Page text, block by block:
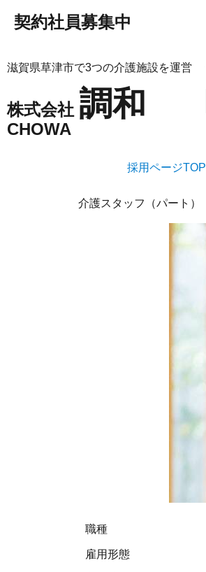
契約社員募集中
滋賀県草津市で3つの介護施設を運営
株式会社 調和
CHOWA
採用ページTOP
介護スタッフ（パート）
職種
雇用形態